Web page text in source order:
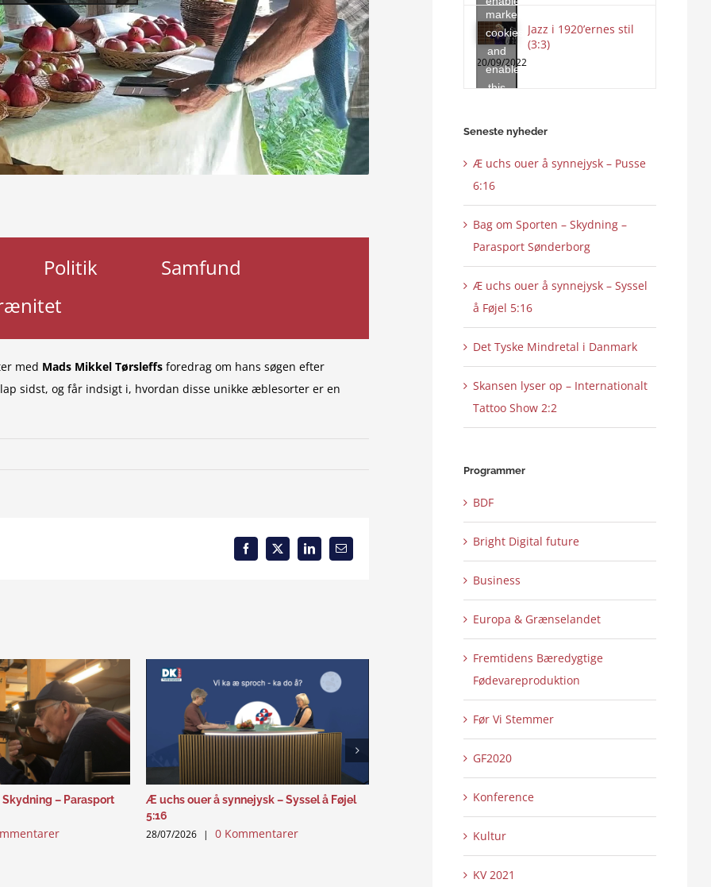
Politik
Samfund
med Mads Mikkel Tørsleffs foredrag om hans søgen efter
sidst, og får indsigt i, hvordan disse unikke æblesorter er en
Facebook
X LinkedInEmail
– Parasport
Æ uchs ouer å synnejysk – Syssel å Føjel
5:16
28/07/2026 | 0 Kommentarer
Skansen lyser op – Internationalt Tattoo
0 Kommentarer
4:16
this
content
marketing
cookies
and
enable
this
Jazz i 1920’ernes stil
(3:3)
20/09/2022
Seneste nyheder
Æ uchs ouer å synnejysk – Pusse
6:16
Bag om Sporten – Skydning –
Parasport Sønderborg
Æ uchs ouer å synnejysk – Syssel
å Føjel 5:16
Det Tyske Mindretal i Danmark
Skansen lyser op – Internationalt
Tattoo Show 2:2
Programmer
BDF
Bright Digital future
Business
Europa & Grænselandet
Fremtidens Bæredygtige
Fødevareproduktion
Før Vi Stemmer
GF2020
Konference
Kultur
KV 2021